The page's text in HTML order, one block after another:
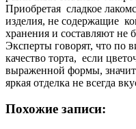
Приобретая сладкое
изделия, не содержащие
хранения и составляют не
Эксперты говорят, что по
качество торта, если
выраженной формы,
яркая отделка не всегда
Похожие записи: